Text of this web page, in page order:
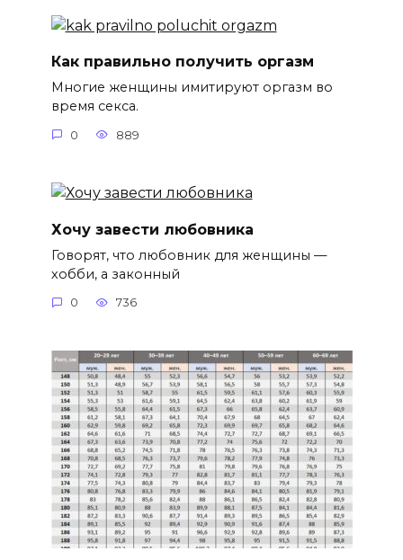
Как правильно получить оргазм
Многие женщины имитируют оргазм во
время секса.
0 889
Хочу завести любовника
Говорят, что любовник для женщины —
хобби, а законный
0 736